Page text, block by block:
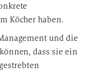
Köcher haben.
und die
dass sie ein